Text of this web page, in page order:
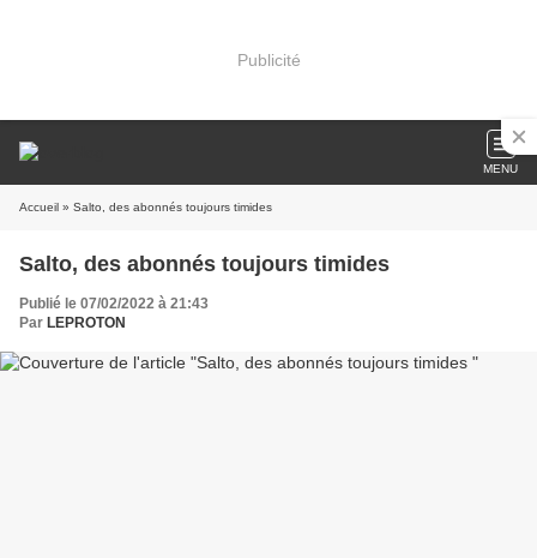
Publicité
MENU
Accueil » Salto, des abonnés toujours timides
Salto, des abonnés toujours timides
Publié le 07/02/2022 à 21:43
Par LEPROTON